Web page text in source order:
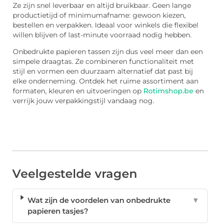
Ze zijn snel leverbaar en altijd bruikbaar. Geen lange
productietijd of minimumafname: gewoon kiezen,
bestellen en verpakken. Ideaal voor winkels die flexibel
willen blijven of last-minute voorraad nodig hebben.
Onbedrukte papieren tassen zijn dus veel meer dan een
simpele draagtas. Ze combineren functionaliteit met
stijl en vormen een duurzaam alternatief dat past bij
elke onderneming. Ontdek het ruime assortiment aan
formaten, kleuren en uitvoeringen op Rotimshop.be en
verrijk jouw verpakkingstijl vandaag nog.
Veelgestelde vragen
Wat zijn de voordelen van onbedrukte
papieren tasjes?
▼